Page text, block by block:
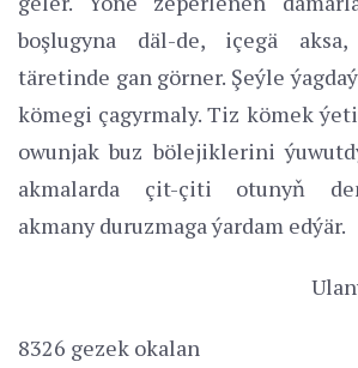
boşlugyna däl-de, içegä
täretinde gan görner. Şeýle
kömegi çagyrmaly. Tiz kömek
owunjak buz bölejiklerini
akmalarda çit-çiti otunyň
akmany duruzmaga ýardam edýär.
8326 gezek okalan